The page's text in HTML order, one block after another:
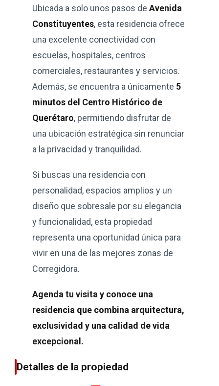
Ubicada a solo unos pasos de Avenida
Constituyentes, esta residencia ofrece
una excelente conectividad con
escuelas, hospitales, centros
comerciales, restaurantes y servicios.
Además, se encuentra a únicamente 5
minutos del Centro Histórico de
Querétaro, permitiendo disfrutar de
una ubicación estratégica sin renunciar
a la privacidad y tranquilidad.
Si buscas una residencia con
personalidad, espacios amplios y un
diseño que sobresale por su elegancia
y funcionalidad, esta propiedad
representa una oportunidad única para
vivir en una de las mejores zonas de
Corregidora.
Agenda tu visita y conoce una
residencia que combina arquitectura,
exclusividad y una calidad de vida
excepcional.
Detalles de la propiedad